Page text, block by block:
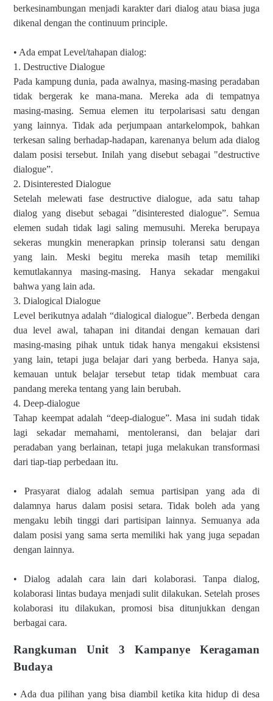
berkesinambungan menjadi karakter dari dialog atau biasa juga
dikenal dengan the continuum principle.
• Ada empat Level/tahapan dialog:
1. Destructive Dialogue
Pada kampung dunia, pada awalnya, masing-masing peradaban
tidak bergerak ke mana-mana. Mereka ada di tempatnya
masing-masing. Semua elemen itu terpolarisasi satu dengan
yang lainnya. Tidak ada perjumpaan antarkelompok, bahkan
terkesan saling berhadap-hadapan, karenanya belum ada dialog
dalam posisi tersebut. Inilah yang disebut sebagai "destructive
dialogue”.
2. Disinterested Dialogue
Setelah melewati fase destructive dialogue, ada satu tahap
dialog yang disebut sebagai ”disinterested dialogue”. Semua
elemen sudah tidak lagi saling memusuhi. Mereka berupaya
sekeras mungkin menerapkan prinsip toleransi satu dengan
yang lain. Meski begitu mereka masih tetap memiliki
kemutlakannya masing-masing. Hanya sekadar mengakui
bahwa yang lain ada.
3. Dialogical Dialogue
Level berikutnya adalah “dialogical dialogue”. Berbeda dengan
dua level awal, tahapan ini ditandai dengan kemauan dari
masing-masing pihak untuk tidak hanya mengakui eksistensi
yang lain, tetapi juga belajar dari yang berbeda. Hanya saja,
kemauan untuk belajar tersebut tetap tidak membuat cara
pandang mereka tentang yang lain berubah.
4. Deep-dialogue
Tahap keempat adalah “deep-dialogue”. Masa ini sudah tidak
lagi sekadar memahami, mentoleransi, dan belajar dari
peradaban yang berlainan, tetapi juga melakukan transformasi
dari tiap-tiap perbedaan itu.
• Prasyarat dialog adalah semua partisipan yang ada di
dalamnya harus dalam posisi setara. Tidak boleh ada yang
mengaku lebih tinggi dari partisipan lainnya. Semuanya ada
dalam posisi yang sama serta memiliki hak yang juga sepadan
dengan lainnya.
• Dialog adalah cara lain dari kolaborasi. Tanpa dialog,
kolaborasi lintas budaya menjadi sulit dilakukan. Setelah proses
kolaborasi itu dilakukan, promosi bisa ditunjukkan dengan
berbagai cara.
Rangkuman Unit 3 Kampanye Keragaman
Budaya
• Ada dua pilihan yang bisa diambil ketika kita hidup di desa